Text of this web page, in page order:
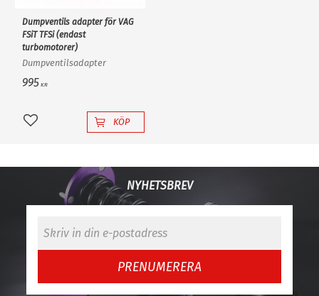
Dumpventils adapter för VAG
FSiT TFSi (endast
turbomotorer)
Dumpventilsadapter
995 KR
Lägg till i favoriter
KÖP
NYHETSBREV
PRENUMERERA